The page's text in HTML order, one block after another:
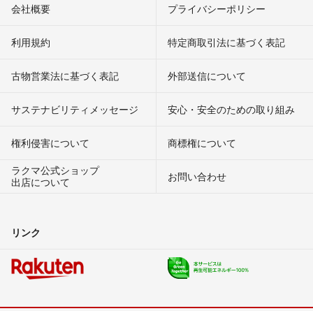
会社概要 プライバシーポリシー
利用規約 特定商取引法に基づく表記
古物営業法に基づく表記 外部送信について
サステナビリティメッセージ 安心・安全のための取り組み
権利侵害について
商標権について
ラクマ公式ショップ
出店について
お問い合わせ
リンク